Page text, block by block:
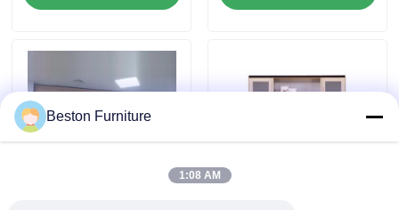
Gevallen
Blog
Beston Furniture
1:08 AM